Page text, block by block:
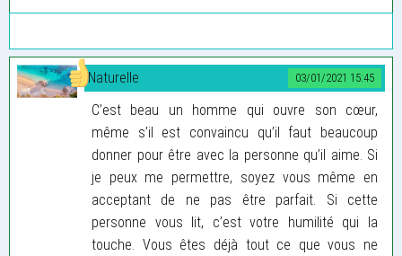
03/01/2021 15:45
Naturelle
C’est beau un homme qui ouvre son cœur,
même s’il est convaincu qu’il faut beaucoup
donner pour être avec la personne qu’il aime. Si
je peux me permettre, soyez vous même en
acceptant de ne pas être parfait. Si cette
personne vous lit, c’est votre humilité qui la
touche. Vous êtes déjà tout ce que vous ne